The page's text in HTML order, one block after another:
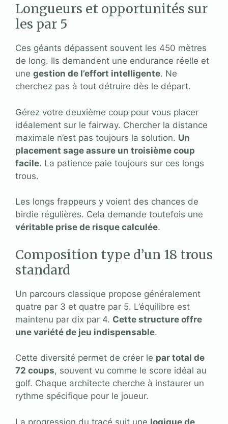
Longueurs et opportunités sur
les par 5
Ces géants dépassent souvent les 450 mètres
de long. Ils demandent une endurance réelle et
une gestion de l’effort intelligente. Ne
cherchez pas à tout détruire dès le départ.
Gérez votre deuxième coup pour vous placer
idéalement sur le fairway. Chercher la distance
maximale n’est pas toujours la solution. Un
placement sage assure un troisième coup
facile. La patience paie toujours sur ces longs
trous.
Les longs frappeurs y voient des chances de
birdie régulières. Cela demande toutefois une
véritable prise de risque calculée.
Composition type d’un 18 trous
standard
Un parcours classique propose généralement
quatre par 3 et quatre par 5. L’équilibre est
maintenu par dix par 4. Cette structure offre
une variété de jeu indispensable.
Cette diversité permet de créer le par total de
72 coups, souvent vu comme le score idéal au
golf. Chaque architecte cherche à instaurer un
rythme spécifique pour le joueur.
La progression du tracé suit une logique de